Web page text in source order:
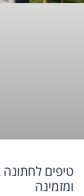
טיפים
ומזמינה